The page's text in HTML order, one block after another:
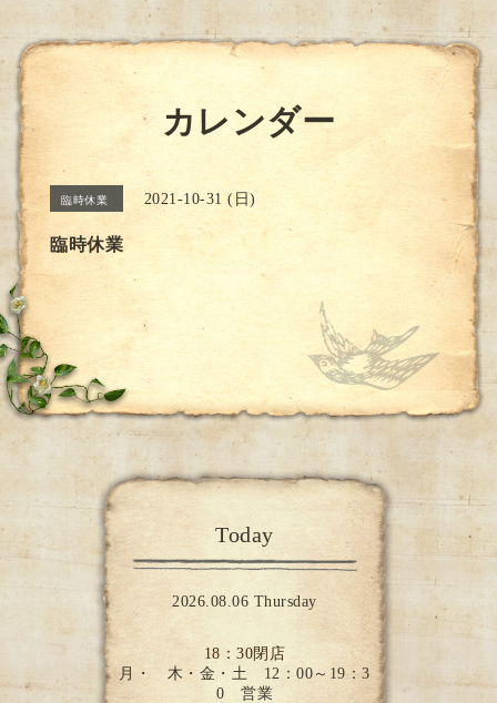
カレンダー
臨時休業 2021-10-31 (日)
臨時休業
Today
2026.08.06 Thursday
18：30閉店
月・ 木・金・土 12：00～19：3
0 営業